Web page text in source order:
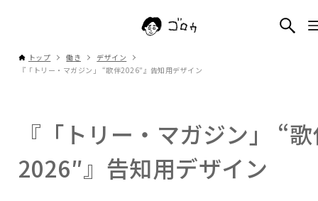
トップ 働き
デザイン
『「トリー・マガジン」 “歌伴2026″』告知用デザイン
『「トリー・マガジン」 “
2026″』告知用デザイン